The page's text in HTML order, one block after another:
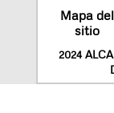
Mapa del
sitio
2024